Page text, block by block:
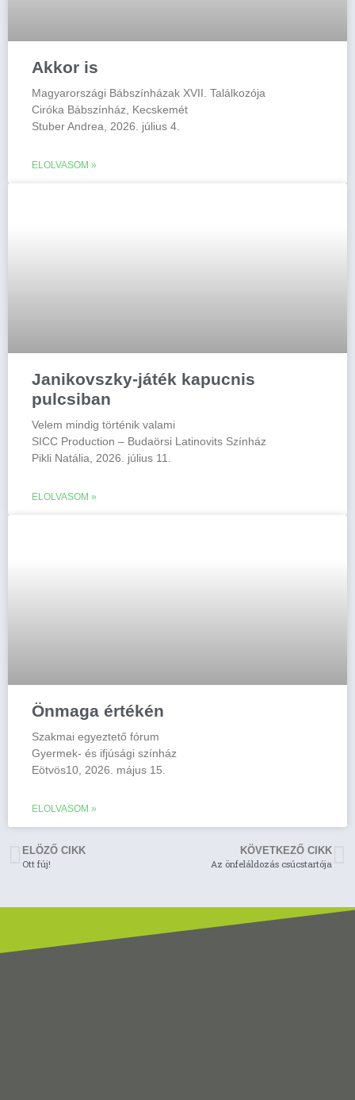
Akkor is
Magyarországi Bábszínházak XVII. Találkozója
Ciróka Bábszínház, Kecskemét
Stuber Andrea, 2026. július 4.
ELOLVASOM »
Janikovszky-játék kapucnis
pulcsiban
Velem mindig történik valami
SICC Production – Budaörsi Latinovits Színház
Pikli Natália, 2026. július 11.
ELOLVASOM »
Önmaga értékén
Szakmai egyeztető fórum
Gyermek- és ifjúsági színház
Eötvös10, 2026. május 15.
ELOLVASOM »
ELÖZŐ CIKK
Ott fúj!
KÖVETKEZŐ CIKK
Az önfeláldozás csúcstartója